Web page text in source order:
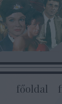
főoldal